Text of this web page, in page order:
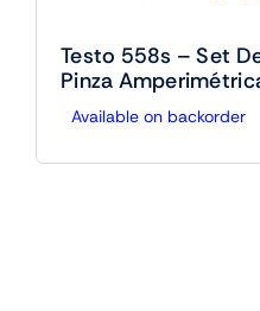
Testo 558s – Set
Pinza
Available on backorder